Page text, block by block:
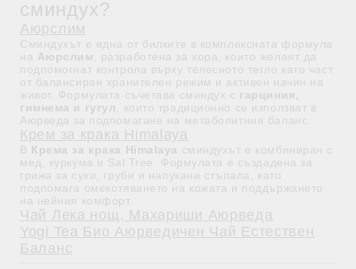
сминдух?
Аюрслим
Сминдухът е една от билките в комплексната формула
на Аюрслим
, разработена за хора, които желаят да
подпомогнат контрола върху телесното тегло като част
от балансиран хранителен режим и активен начин на
живот. Формулата съчетава сминдух с гарциния,
гимнема и гугул , които традиционно се използват в
Аюрведа за подпомагане на метаболитния баланс.
Крем за крака Himalaya
В Крема за крака Himalaya сминдухът е комбиниран с
мед, куркума и Sal Tree. Формулата е създадена за
грижа за сухи, груби и напукани стъпала, като
подпомага омекотяването на кожата и поддържането
на нейния комфорт.
Чай Лека нощ, Махариши Аюрведа
Yogi Tea Био Аюрведичен Чай Естествен
Баланс